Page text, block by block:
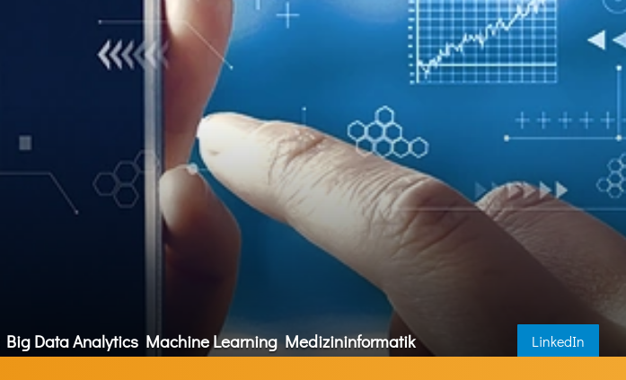
Big Data Analytics Machine Learning Medizininformatik LinkedIn